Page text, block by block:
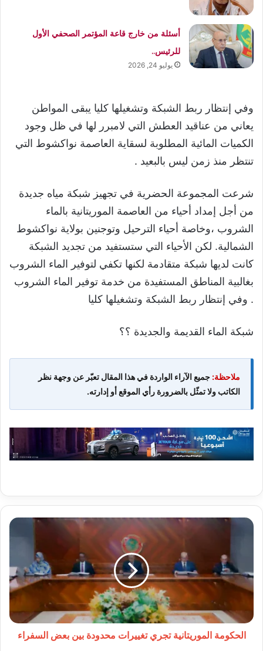
أسئلة من خارج قاعة المؤتمر الصحفي الأول
للرئيس..
يوليو 24, 2026
وفي إنتظار ربط الشبكة وتشغيلها كليا يبقى المواطن
يعاني من عناقيد العطش التي لامبرر لها في ظل وجود
الكميات المائية المطلوبة لسقاية العاصمة نواكشوط التي
تنتظر منذ زمن ليس بالبعيد .
شرعت المجموعة الحضرية في تجهيز شبكة مياه جديدة
من أجل إمداد أحياء من العاصمة الموريتانية بالماء
الشروب ،وخاصة أحياء الترحيل وتوجنين بولاية نواكشوط
الشمالية. لكن الأحياء التي ستستفيد من تجديد الشبكة
كانت لديها شبكة متقادمة لكنها تكفي لتوفير الماء الشروب
بغالبية المناطق المستفيدة من خدمة توفير الماء الشروب
. وفي إنتظار ربط الشبكة وتشغيلها كليا
شبكة الماء القديمة والجديدة ؟؟
ملاحظة: جميع الآراء الواردة في هذا المقال تعبّر عن وجهة نظر
الكاتب ولا تمثّل بالضرورة رأي الموقع أو إدارته.
الحكومة
محدودة
بين
بعض
السفراء
الحكومة الموريتانية تجري تغييرات محدودة بين بعض السفراء